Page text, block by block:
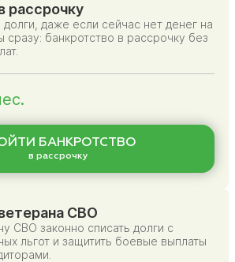
рассрочку
даже если сейчас нет денег на
сразу: банкротство в рассрочку без
БАНКРОТСТВО
в рассрочку
СВО
СВО законно списать долги с
льгот и защитить боевые выплаты